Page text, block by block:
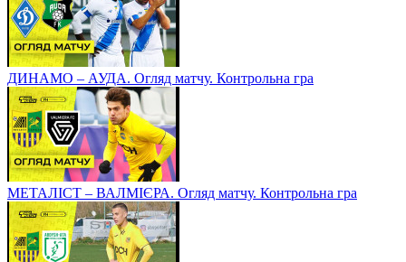
ДИНАМО – АУДА. Огляд матчу. Контрольна гра
МЕТАЛІСТ – ВАЛМІЄРА. Огляд матчу. Контрольна гра